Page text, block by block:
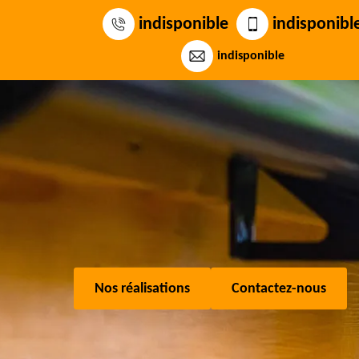
indisponible
indisponible
Nos réalisations Contactez-nous